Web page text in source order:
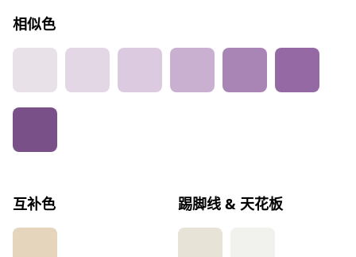
相似色
互补色 踢脚线 & 天花板